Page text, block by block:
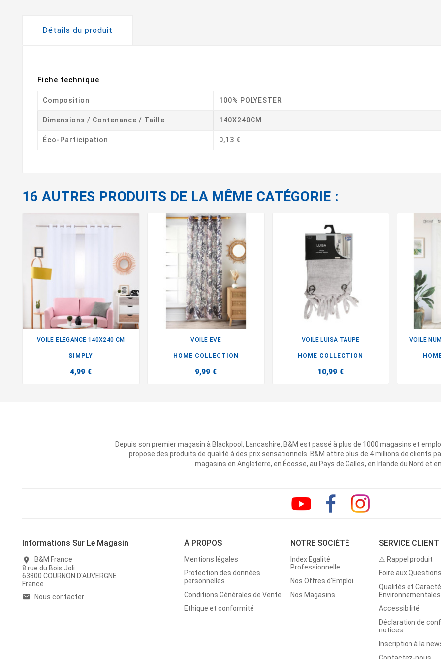
Détails du produit
Fiche technique
Composition 100% POLYESTER
Dimensions / Contenance / Taille 140X240CM
Éco-Participation 0,13 €
16 AUTRES PRODUITS DE LA MÊME CATÉGORIE :
VOILE ELEGANCE 140X240 CM
SIMPLY
4,99 €
VOILE EVE
HOME COLLECTION
9,99 €
VOILE LUISA TAUPE
HOME COLLECTION
10,99 €
VOILE
Depuis son premier magasin à Blackpool, Lancashire, B&M est passé à plus de 1000 magasins et
propose des produits de qualité à des prix sensationnels. B&M attire plus de 4 millions de clients
magasins en Angleterre, en Écosse, au Pays de Galles, en Irlande du Nord et
Informations Sur Le Magasin
location_on
B&M France
8 rue du Bois Joli
63800 COURNON D'AUVERGNE
France
email Nous contacter
À PROPOS
Mentions légales
Protection des données
personnelles
Conditions Générales de Vente
Ethique et conformité
NOTRE SOCIÉTÉ
Index Egalité
Professionnelle
Nos Offres d'Emploi
Nos Magasins
SERVICE CLIENT
⚠ Rappel produit
Foire aux
Qualités et
Environnementales
Accessibilité
Déclaration de
notices
Inscription à la
Contactez-nous